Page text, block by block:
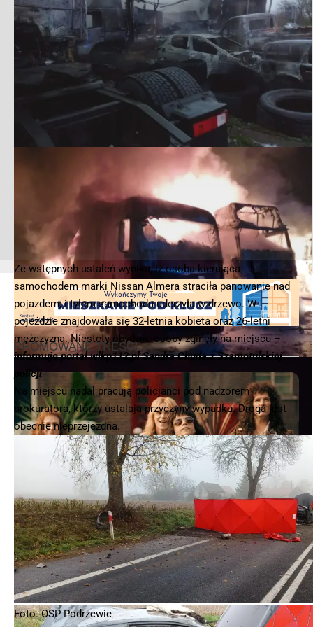
Ze wstępnych ustaleń wynika, iż osoba kierująca
samochodem marki Nissan Almera straciła panowanie nad
pojazdem, i tyłem samochodu uderzyła w drzewo. W
pojeździe znajdowała się 32-letnia kobieta oraz 26-letni
mężczyzna. Niestety obydwie osoby zginęły na miejscu –
informuje portal wlkp112.pl Sandra Chuda z Szamotulskiej
policji
Na miejscu nadal pracują policjanci pod nadzorem
prokuratora, którzy ustalają przyczyny wypadku. Droga jest
obecnie nieprzejezdna.
Foto. OSP Podrzewie